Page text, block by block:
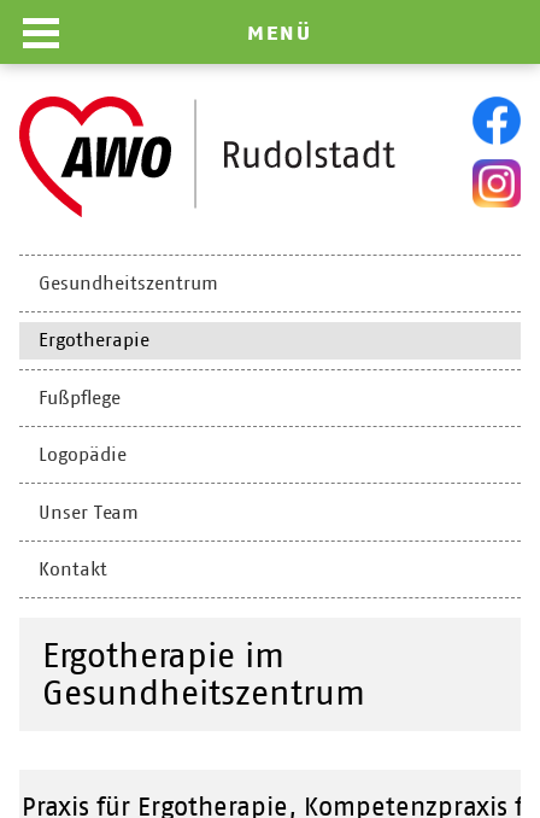
Navigation
überspringen
Gesundheitszentrum
Ergotherapie
Fußpflege
Logopädie
Unser Team
Kontakt
Ergotherapie im
Gesundheitszentrum
Praxis für Ergotherapie, Kompetenzpraxis
MENÜ